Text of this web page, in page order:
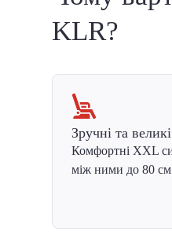
KLR?
Зручні та
Комфортні XXL
між ними до 80